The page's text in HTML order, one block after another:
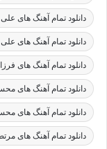
دانلود تمام آهنگ های
دانلود تمام آهنگ های
دانلود تمام آهنگ های
دانلود تمام آهنگ های
دانلود تمام آهنگ های
دانلود تمام آهنگ های